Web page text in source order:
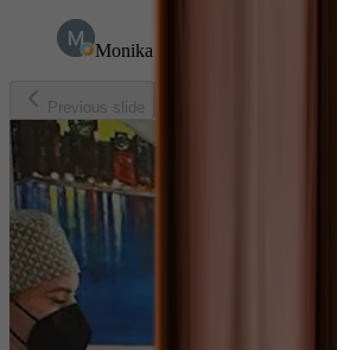
Monika Babusekova
Previous slide